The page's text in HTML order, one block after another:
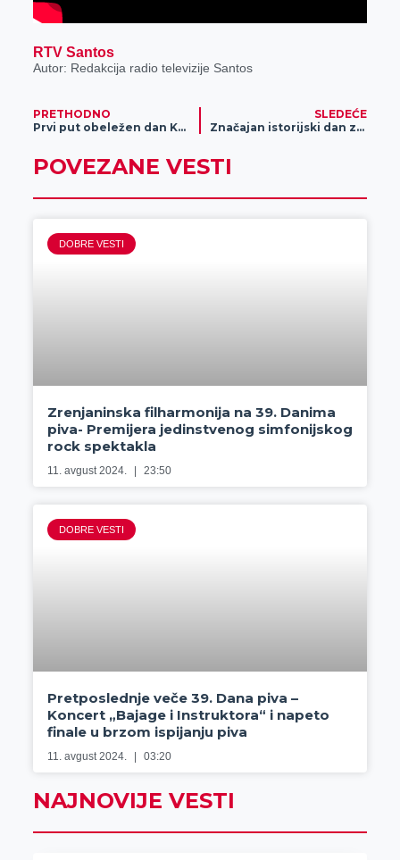
RTV Santos
Autor: Redakcija radio televizije Santos
PRETHODNO
Prvi put obeležen dan Komande za razvoj Banatske brigade u Zrenjaninu (video)
SLEDEĆE
Značajan istorijski dan za Zrenjanin
POVEZANE VESTI
DOBRE VESTI
Zrenjaninska filharmonija na 39. Danima
piva- Premijera jedinstvenog simfonijskog
rock spektakla
11. avgust 2024. 23:50
DOBRE VESTI
Pretposlednje veče 39. Dana piva –
Koncert „Bajage i Instruktora“ i napeto
finale u brzom ispijanju piva
11. avgust 2024. 03:20
NAJNOVIJE VESTI